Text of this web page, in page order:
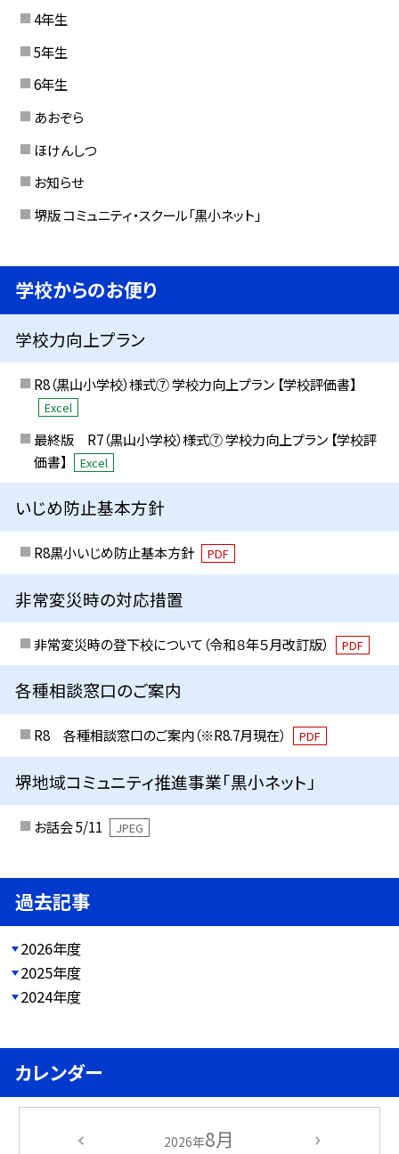
4年生
5年生
6年生
あおぞら
ほけんしつ
お知らせ
堺版 コミュニティ・スクール「黒小ネット」
学校からのお便り
学校力向上プラン
R8（黒山小学校）様式⑦ 学校力向上プラン 【学校評価書】
Excel
最終版 R7（黒山小学校）様式⑦ 学校力向上プラン 【学校評
価書】
Excel
いじめ防止基本方針
R8黒小いじめ防止基本方針 PDF
非常変災時の対応措置
非常変災時の登下校について（令和８年５月改訂版） PDF
各種相談窓口のご案内
R8 各種相談窓口のご案内（※R8.7月現在） PDF
堺地域コミュニティ推進事業「黒小ネット」
お話会 5/11 JPEG
過去記事
2026年度
2025年度
2024年度
カレンダー
2026年8月